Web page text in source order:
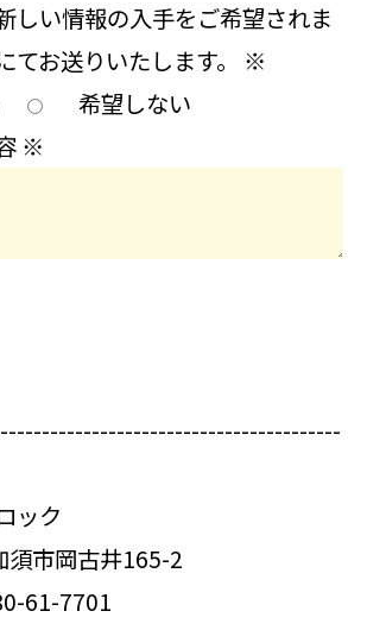
しい情報の入手をご希望されま
てお送りいたします。 ※
希望しない
※
ック
須市岡古井165-2
61-7701